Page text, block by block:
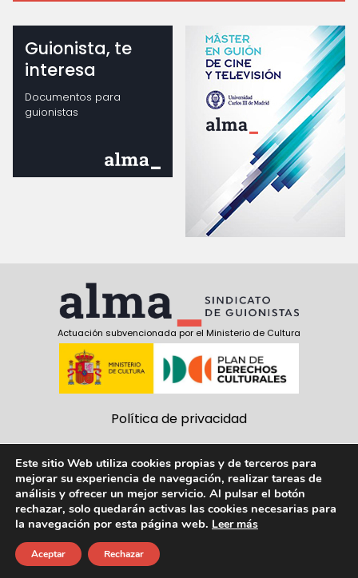
Guionista, te
interesa
Documentos para
guionistas
Actuación subvencionada por el Ministerio de Cultura
Política de privacidad
Aviso Legal
Síguenos:
facebook
Este sitio Web utiliza cookies propias y de terceros para
mejorar su experiencia de navegación, realizar tareas de
análisis y ofrecer un mejor servicio. Al pulsar el botón
rechazar, solo quedarán activas las cookies necesarias para
la navegación por esta página web. Leer más
Aceptar Rechazar